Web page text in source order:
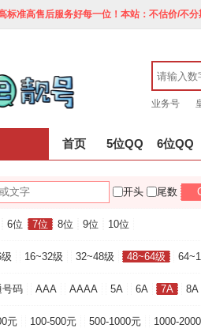
标准高售后服务好每一位！本站：不估价/不
业务号
首页 5位QQ 6位QQ
开头 尾数
6位 7位 8位 9位 10位
16~32级 32~48级 48~64级
号码 AAA AAAA 5A 6A 7A 8A
元 100-500元 500-1000元 1000-